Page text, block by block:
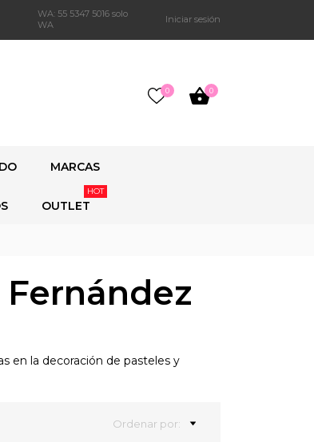
WA: 55 5347 5016 solo
WA
Iniciar sesión
0 0
MARCAS
OUTLET
HOT
en la decoración de pasteles y
Ordenar por: